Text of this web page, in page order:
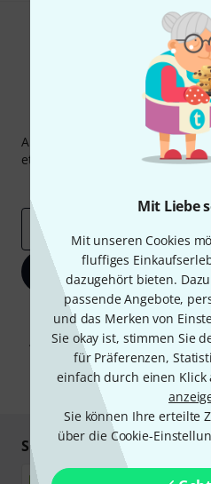
Mit Liebe
Mit unseren Cookies
fluffiges
dazugehört bieten.
passende Angebote,
und das Merken von
Sie okay ist, stimmen Sie
für Präferenzen,
einfach durch einen Klick
Sie können Ihre erteilte
über die Cookie-
Thomann
Abonniere den Thomann
etwas Glück einen von50
E-Mail-Adresse
Jetzt
Mit Klick auf „Jetzt anmelden“
Werbung und einer Messung des
Abmeldung ist jederzeit möglich.
unseren
*
Sicher einkaufen &